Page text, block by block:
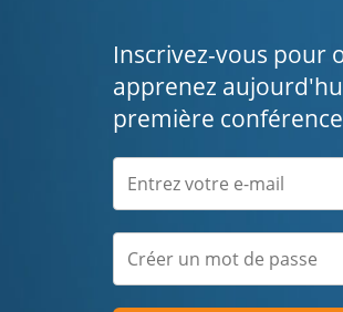
Inscrivez-vous pour
apprenez
première